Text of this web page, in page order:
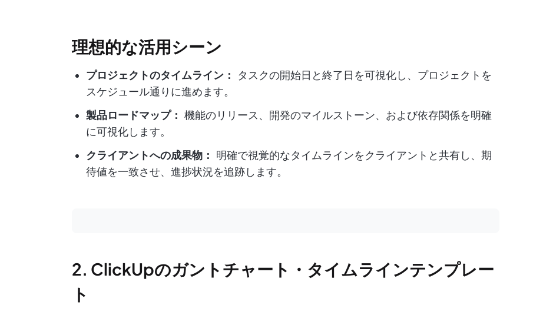
理想的な活用シーン
プロジェクトのタイムライン：
タスクの開始日と終了日を可視化し、プロジェクトを
スケジュール通りに進めます。
製品ロードマップ： 機能のリリース、開発のマイルストーン、および依存関係を明確
に可視化します。
クライアントへの成果物：
明確で視覚的なタイムラインをクライアントと共有し、期
待値を一致させ、進捗状況を追跡します。
2. ClickUpのガントチャート・タイムラインテンプレー
ト